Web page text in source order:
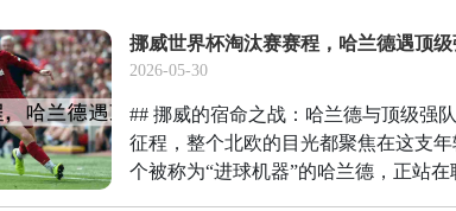
挪威世界杯淘汰赛赛程，哈兰德遇顶级
2026-05-30
## 挪威的宿命之战：哈兰德与顶级强
征程，整个北欧的目光都聚焦在这支
个被称为“进球机器”的哈兰德，正站